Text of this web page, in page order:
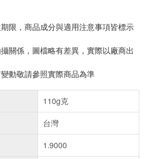
限，商品成分與適用注意事項皆標示
關係，圖檔略有差異，實際以廠商出
動敬請參照實際商品為準
110g克
台灣
1.9000